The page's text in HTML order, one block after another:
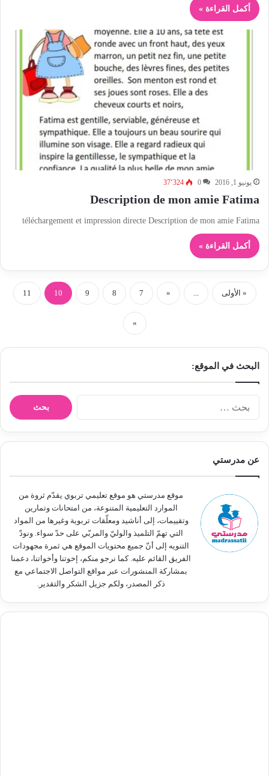
أكمل القراءة »
يونيو 1, 2016 0 37٬324
Description de mon amie Fatima
téléchargement et impression directe Description de mon amie Fatima
أكمل القراءة »
« الأولى ...
«
7
8
9
10
11
»
البحث في الموقع:
ن
عن مدرستي
موقع مدرستي هو موقع تعليمي تربوي يقدّم ثروة من
الموارد التعليمية المتنوعة، من امتحانات وتمارين
وتقييمات، إلى أناشيد ومعلّقات تربوية وغيرها من المواد
التي تهمّ التلميذ والوليّ والمربّي على حدّ سواء. ونودّ
التنويه إلى أنّ جميع محتويات الموقع هي ثمرة مجهودات
الفريق القائم عليه. كما نرجو منكم، إخوتنا وأخواتنا، دعمنا
بمشاركة المنشورات عبر مواقع التواصل الاجتماعي مع
ذكر المصدر، ولكم جزيل الشكر والتقدير.